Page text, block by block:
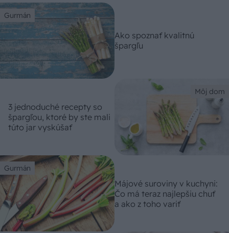
Gurmán
Ako spoznať kvalitnú
špargľu
Môj dom
3 jednoduché recepty so
špargľou, ktoré by ste mali
túto jar vyskúšať
Gurmán
Májové suroviny v kuchyni:
Čo má teraz najlepšiu chuť
a ako z toho variť